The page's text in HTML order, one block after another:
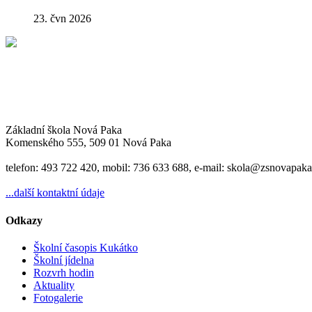
23. čvn 2026
Základní škola Nová Paka
Komenského 555, 509 01 Nová Paka
telefon: 493 722 420, mobil: 736 633 688, e-mail:
...další kontaktní údaje
Odkazy
Školní časopis Kukátko
Školní jídelna
Rozvrh hodin
Aktuality
Fotogalerie